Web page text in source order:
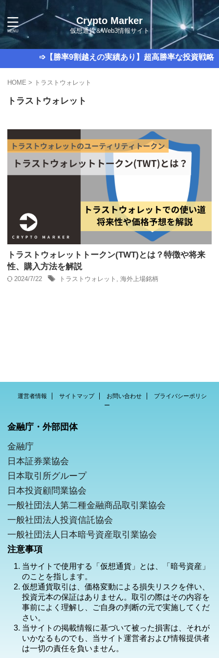
Crypto Marker
仮想通貨＆Web3情報サイト
➩【勝率9割越えの実績あり】超高勝率な投資戦略講
HOME > トラストウォレット
トラストウォレット
トラストウォレットトークン(TWT)とは？特徴や将来
性、購入方法を解説
2024/7/22 トラストウォレット , 海外上場銘柄
運営者情報 サイトマップ お問い合わせ
プライバシーポリシ
ー
金融庁・外部団体
金融庁
日本証券業協会
日本取引所グループ
日本投資顧問業協会
一般社団法人第二種金融商品取引業協会
一般社団法人投資信託協会
一般社団法人日本暗号資産取引業協会
注意事項
当サイトで使用する「仮想通貨」とは、「暗号資産」
のことを指します。
仮想通貨取引は、価格変動による損失リスクを伴い、
投資元本の保証はありません。取引の際はその内容を
事前によく理解し、ご自身の判断の元で実施してくだ
さい。
当サイトの掲載情報に基づいて被った損害は、それが
いかなるものでも、当サイト運営者および情報提供者
は一切の責任を負いません。